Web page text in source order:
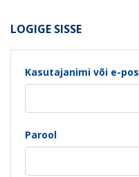
LOGIGE SISSE
Kasutajanimi või e-
Parool